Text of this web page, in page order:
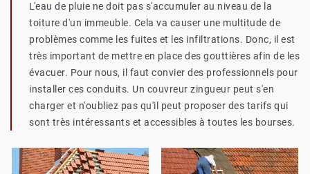
L'eau de pluie ne doit pas s'accumuler au niveau de la
toiture d'un immeuble. Cela va causer une multitude de
problèmes comme les fuites et les infiltrations. Donc, il est
très important de mettre en place des gouttières afin de les
évacuer. Pour nous, il faut convier des professionnels pour
installer ces conduits. Un couvreur zingueur peut s'en
charger et n'oubliez pas qu'il peut proposer des tarifs qui
sont très intéressants et accessibles à toutes les bourses.